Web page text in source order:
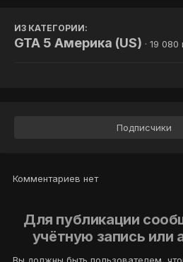
ИЗ КАТЕГОРИИ:
GTA 5 Америка (US) · 19
Подписчики
Комментариев нет
Для публикации
учётную запись или